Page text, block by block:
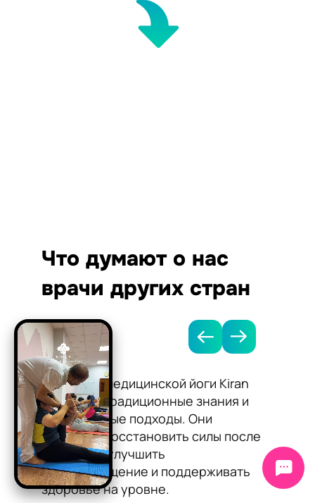
Что думают о нас
врачи других стран
Методики медицинской йоги Kiran
сочетают традиционные знания и
современные подходы. Они
помогают восстановить силы после
болезней, улучшить
кровообращение и поддерживать
здоровье на уровне.
Йога